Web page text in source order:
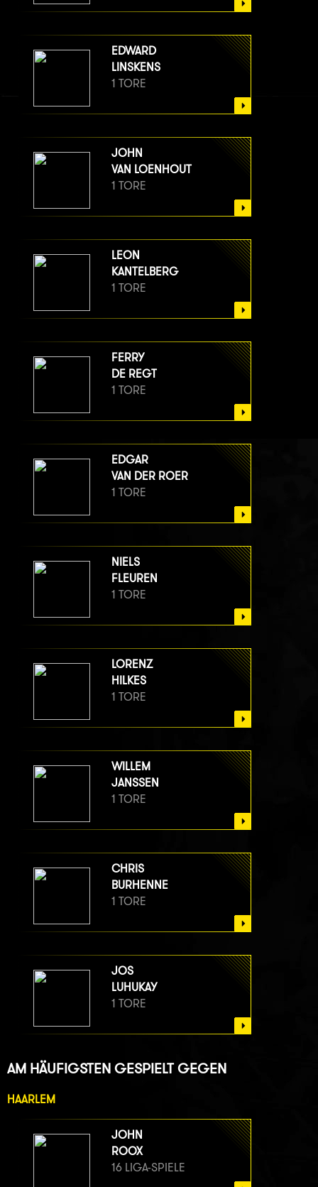
EDWARD
LINSKENS
1 TORE
JOHN
VAN LOENHOUT
1 TORE
LEON
KANTELBERG
1 TORE
FERRY
DE REGT
1 TORE
EDGAR
VAN DER ROER
1 TORE
NIELS
FLEUREN
1 TORE
LORENZ
HILKES
1 TORE
WILLEM
JANSSEN
1 TORE
CHRIS
BURHENNE
1 TORE
JOS
LUHUKAY
1 TORE
AM HÄUFIGSTEN GESPIELT GEGEN
HAARLEM
JOHN
ROOX
16 LIGA-SPIELE